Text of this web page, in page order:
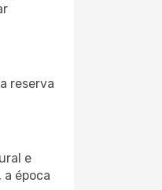
reserva
e
época